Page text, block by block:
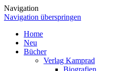
Navigation
Navigation überspringen
Home
Neu
Bücher
Verlag Kamprad
Biografien